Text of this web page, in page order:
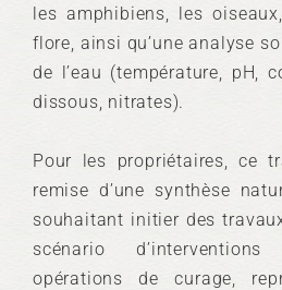
les amphibiens, les
flore, ainsi qu’une analyse
de l’eau (température, pH,
dissous, nitrates).
Pour les propriétaires, ce
remise d’une synthèse
souhaitant initier des
scénario
opérations de curage,